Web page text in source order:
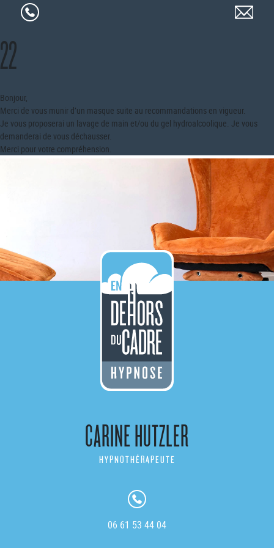
22
Bonjour,
Merci de vous munir d’un masque suite au recommandations en vigueur.
Je vous proposerai un lavage de main et/ou du gel hydroalcoolique. Je vous
demanderai de vous déchausser.
Merci pour votre compréhension.
CARINE HUTZLER
HYPNOTHÉRAPEUTE
06 61 53 44 04